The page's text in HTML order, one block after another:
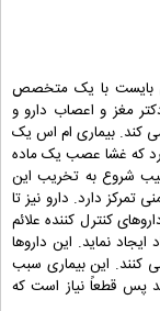
بایست با یک متخصص
مغز و اعصاب دارو و
کند. بیماری ام اس یک
که غشا عصب یک ماده
شروع به تخریب این
دارد. دارو نیز تا
کنترل کننده علائم
نماید. این داروها
کنند. این بیماری سبب
پس قطعاً نیاز است که